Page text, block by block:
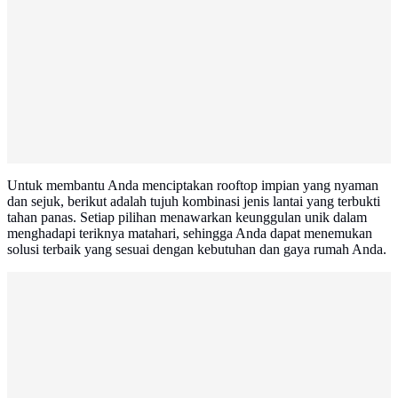
Untuk membantu Anda menciptakan rooftop impian yang nyaman
dan sejuk, berikut adalah tujuh kombinasi jenis lantai yang terbukti
tahan panas. Setiap pilihan menawarkan keunggulan unik dalam
menghadapi teriknya matahari, sehingga Anda dapat menemukan
solusi terbaik yang sesuai dengan kebutuhan dan gaya rumah Anda.